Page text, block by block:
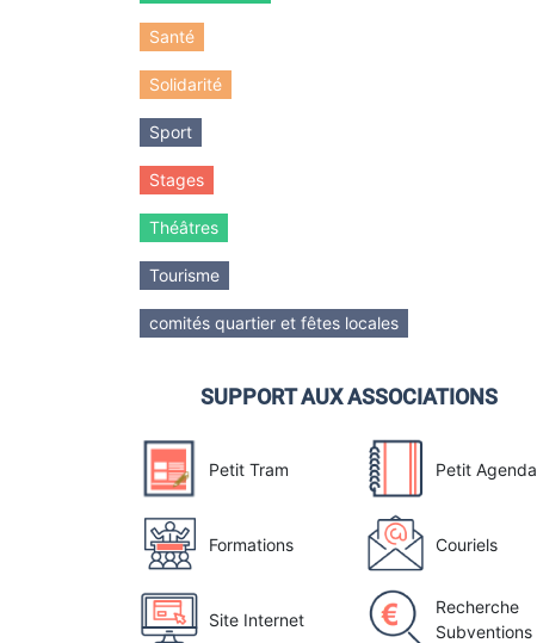
Santé
Solidarité
Sport
Stages
Théâtres
Tourisme
comités quartier et fêtes locales
SUPPORT AUX ASSOCIATIONS
Petit Tram
Formations
Site Internet
Petit Agenda
Couriels
Recherche
Subventions